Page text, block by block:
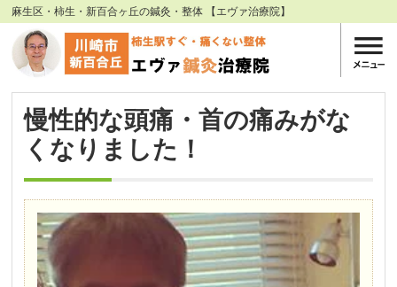
麻生区・柿生・新百合ヶ丘の鍼灸・整体 【エヴァ治療院】
慢性的な頭痛・首の痛みがな
くなりました！